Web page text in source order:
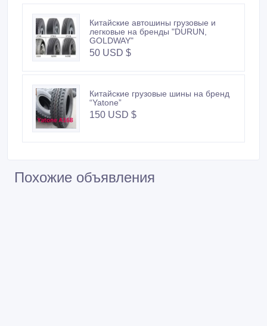
Китайские автошины грузовые и
легковые на бренды "DURUN,
GOLDWAY"
50 USD $
Китайские грузовые шины на бренд
“Yatone”
150 USD $
Похожие объявления